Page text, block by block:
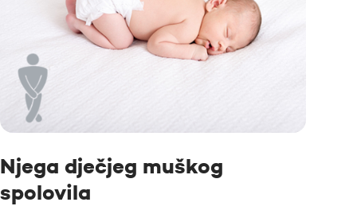
Njega dječjeg muškog
spolovila